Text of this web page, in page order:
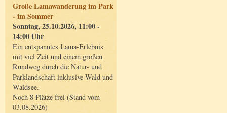
Große Lamawanderung im Park
- im Sommer
Sonntag, 25.10.2026, 11:00 -
14:00 Uhr
Ein entspanntes Lama-Erlebnis
mit viel Zeit und einem großen
Rundweg durch die Natur- und
Parklandschaft inklusive Wald und
Waldsee.
Noch 8 Plätze frei (Stand vom
03.08.2026)